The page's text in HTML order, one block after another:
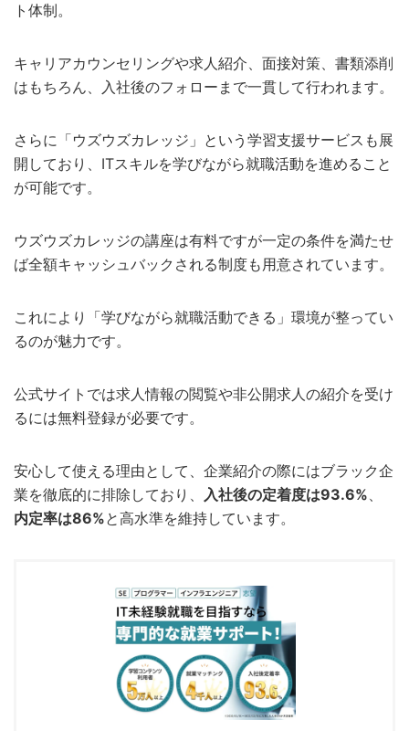
ト体制。
キャリアカウンセリングや求人紹介、面接対策、書類添削
はもちろん、入社後のフォローまで一貫して行われます。
さらに「ウズウズカレッジ」という学習支援サービスも展
開しており、ITスキルを学びながら就職活動を進めること
が可能です。
ウズウズカレッジの講座は有料ですが一定の条件を満たせ
ば全額キャッシュバックされる制度も用意されています。
これにより「学びながら就職活動できる」環境が整ってい
るのが魅力です。
公式サイトでは求人情報の閲覧や非公開求人の紹介を受け
るには無料登録が必要です。
安心して使える理由として、企業紹介の際にはブラック企
業を徹底的に排除しており、
入社後の定着度は93.6%
内定率は86%と高水準を維持しています。